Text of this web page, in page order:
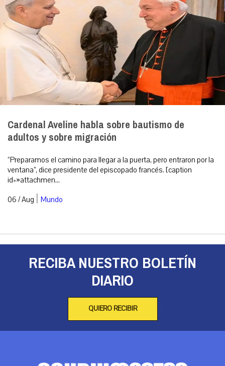
Cardenal Aveline habla sobre bautismo de
adultos y sobre migración
“Preparamos el camino para llegar a la puerta, pero entraron por la
ventana”, dice presidente del episcopado francés. [caption
id=»attachmen...
06 / Aug | Mundo
RECIBA NUESTRO BOLETÍN
DIARIO
QUIERO RECIBIR